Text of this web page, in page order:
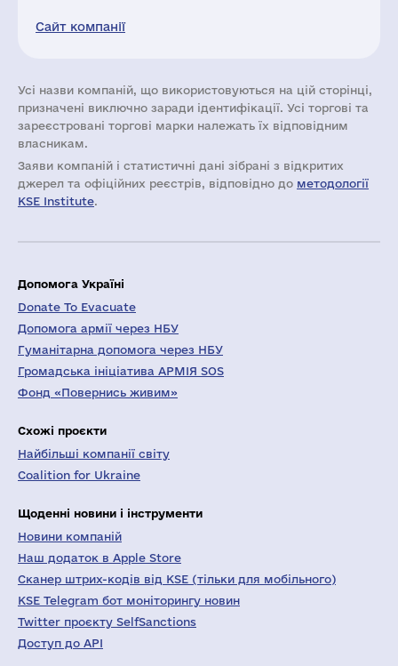
Сайт компанії
Усі назви компаній, що використовуються на цій сторінці,
призначені виключно заради ідентифікації. Усі торгові та
зареєстровані торгові марки належать їх відповідним
власникам.
Заяви компаній i статистичні дані зібрані з відкритих
джерел та офіційних реєстрів, відповідно до методології
KSE Institute.
Допомога Україні
Donate To Evacuate
Допомога армії через НБУ
Гуманітарна допомога через НБУ
Громадська ініціатива АРМІЯ SOS
Фонд «Повернись живим»
Схожі проєкти
Найбільші компанії світу
Coalition for Ukraine
Щоденні новини і інструменти
Новини компаній
Наш додаток в Apple Store
Сканер штрих-кодів від KSE (тільки для мобільного)
KSE Telegram бот моніторингу новин
Twitter проєкту SelfSanctions
Доступ до API